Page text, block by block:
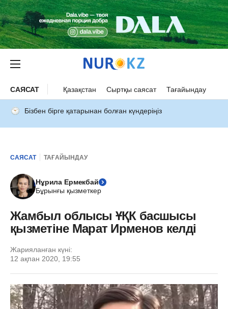
САЯСАТ Қазақстан Сыртқы саясат Тағайындау
Бізбен бірге қатарынан болған күндеріңіз
САЯСАТ ТАҒАЙЫНДАУ
Нұрила Ермекбай
Бұрынғы қызметкер
Жамбыл облысы ҰҚК басшысы
қызметіне Марат Ирменов келді
Жарияланған күні:
12 ақпан 2020, 19:55